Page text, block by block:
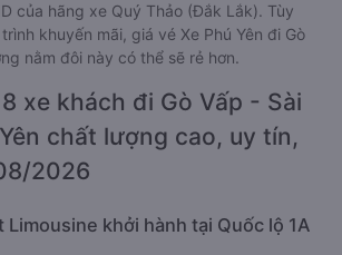
của hãng xe Quý Thảo (Đắk Lắk). Tùy
khuyến mãi, giá vé Xe Phú Yên đi Gò
nằm đôi này có thể sẽ rẻ hơn.
xe khách đi Gò Vấp - Sài
chất lượng cao, uy tín,
2026
Limousine khởi hành tại Quốc lộ 1A